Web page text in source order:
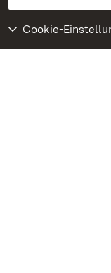
Cookie-
Weiteres